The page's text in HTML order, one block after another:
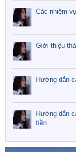
Các nhiệm
Giới thiệu
Hướng dẫn
Hướng dẫn
tiền